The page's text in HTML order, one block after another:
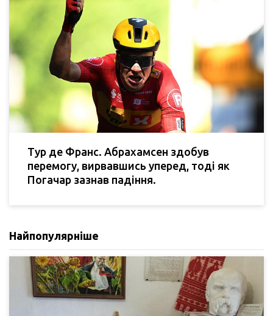
Тур де Франс. Абрахамсен здобув
перемогу, вирвавшись уперед, тоді як
Погачар зазнав падіння.
Найпопулярніше